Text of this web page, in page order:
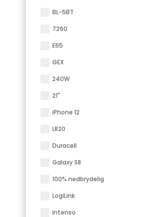
BL-5BT
7260
E65
GEX
240W
21"
iPhone 12
LR20
Duracell
Galaxy S8
100% nedbrydelig
LogiLink
Intenso